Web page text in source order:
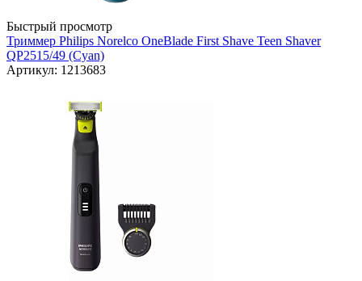
Быстрый просмотр
Триммер Philips Norelco OneBlade First Shave Teen Shaver
QP2515/49 (Cyan)
Артикул: 1213683